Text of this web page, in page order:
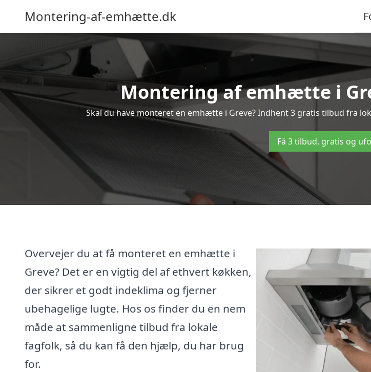
Montering-af-emhætte.dk
Montering af emhætte i
Skal du have monteret en emhætte i Greve? Indhent 3 gratis tilbud fra
Få 3 tilbud, gratis og
Overvejer du at få monteret en emhætte i
Greve? Det er en vigtig del af ethvert køkken,
der sikrer et godt indeklima og fjerner
ubehagelige lugte. Hos os finder du en nem
måde at sammenligne tilbud fra lokale
fagfolk, så du kan få den hjælp, du har brug
for.